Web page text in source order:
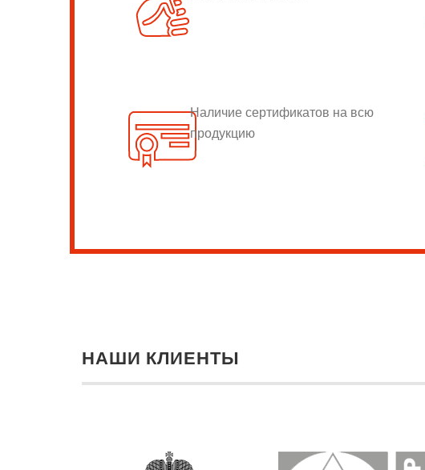
Наличие сертификатов на всю
продукцию
НАШИ КЛИЕНТЫ